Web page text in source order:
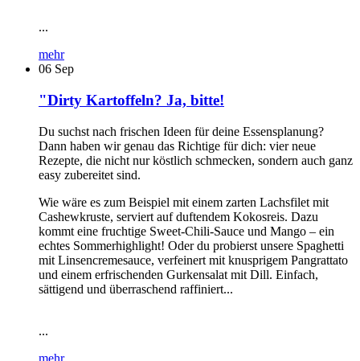
...
mehr
06 Sep
"Dirty Kartoffeln? Ja, bitte!
Du suchst nach frischen Ideen für deine Essensplanung?
Dann haben wir genau das Richtige für dich: vier neue
Rezepte, die nicht nur köstlich schmecken, sondern auch ganz
easy zubereitet sind.
Wie wäre es zum Beispiel mit einem zarten Lachsfilet mit
Cashewkruste, serviert auf duftendem Kokosreis. Dazu
kommt eine fruchtige Sweet-Chili-Sauce und Mango – ein
echtes Sommerhighlight! Oder du probierst unsere Spaghetti
mit Linsencremesauce, verfeinert mit knusprigem Pangrattato
und einem erfrischenden Gurkensalat mit Dill. Einfach,
sättigend und überraschend raffiniert...
...
mehr